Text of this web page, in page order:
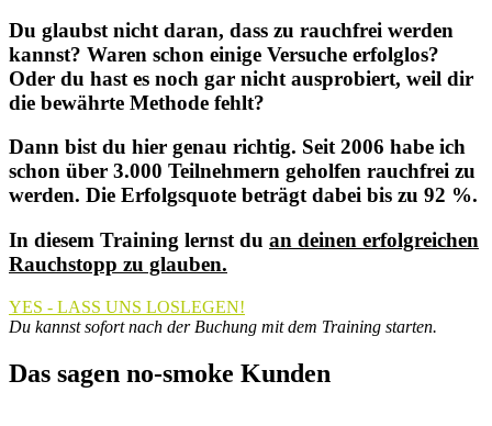
Du glaubst nicht daran, dass zu rauchfrei werden
kannst? Waren schon einige Versuche erfolglos?
Oder du hast es noch gar nicht ausprobiert, weil dir
die bewährte Methode fehlt?
Dann bist du hier genau richtig. Seit 2006 habe ich
schon über 3.000 Teilnehmern geholfen rauchfrei zu
werden. Die Erfolgsquote beträgt dabei bis zu 92 %.
In diesem Training lernst du an deinen erfolgreichen
Rauchstopp zu glauben.
YES - LASS UNS LOSLEGEN!
Du kannst sofort nach der Buchung mit dem Training starten.
Das sagen no-smoke Kunden